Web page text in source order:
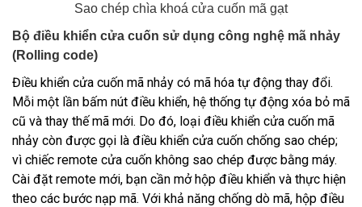
Sao chép chìa khoá cửa cuốn mã gạt
Bộ điều khiển cửa cuốn sử dụng công nghệ mã nhảy
(Rolling code)
Điều khiển cửa cuốn mã nhảy có mã hóa tự động thay đổi.
Mỗi một lần bấm nút điều khiển, hệ thống tự động xóa bỏ mã
cũ và thay thế mã mới. Do đó, loại điều khiển cửa cuốn mã
nhảy còn được gọi là điều khiển cửa cuốn chống sao chép;
vì chiếc remote cửa cuốn không sao chép được bằng máy.
Cài đặt remote mới, bạn cần mở hộp điều khiển và thực hiện
theo các bước nạp mã. Với khả năng chống dò mã, hộp điều